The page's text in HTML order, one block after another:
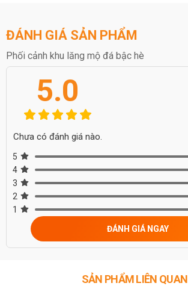
ĐÁNH GIÁ SẢN PHẨM
Phối cảnh khu lăng mộ đá bậc hè
5.0
Chưa có đánh giá nào.
5
4
3
2
1
ĐÁNH GIÁ NGAY
SẢN PHẨM LIÊN QUAN